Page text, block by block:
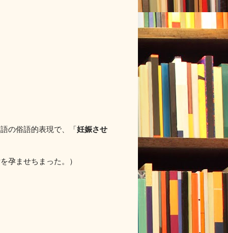
の俗語的表現で、「妊娠させ
孕ませちまった。）